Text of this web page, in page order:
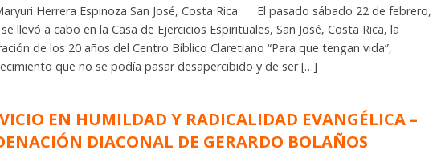
Herrera Espinoza San José, Costa Rica El pasado sábado 22 de febrero,
llevó a cabo en la Casa de Ejercicios Espirituales, San José, Costa Rica, la
de los 20 años del Centro Bíblico Claretiano “Para que tengan vida”,
que no se podía pasar desapercibido y de ser […]
EN HUMILDAD Y RADICALIDAD EVANGÉLICA –
DIACONAL DE GERARDO BOLAÑOS